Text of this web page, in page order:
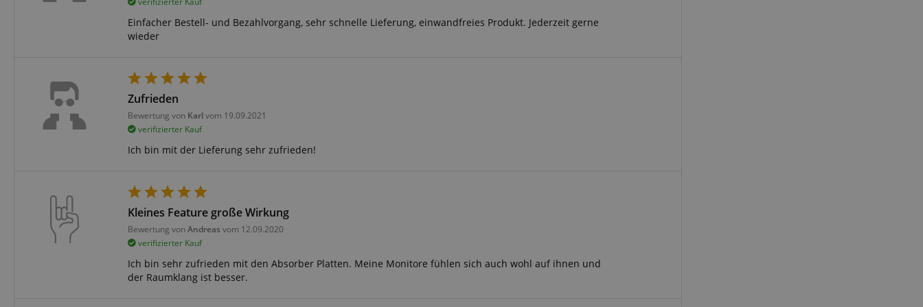
Einfacher Bestell- und Bezahlvorgang, sehr schnelle Lieferung, einwandfreies Produkt. Jederzeit gerne
wieder
Zufrieden
Bewertung von Karlvom 19.09.2021
verifizierter Kauf
Ich bin mit der Lieferung sehr zufrieden!
Kleines Feature große Wirkung
Bewertung vonAndreasvom 12.09.2020
verifizierter Kauf
Ich bin sehr zufrieden mit den Absorber Platten. Meine Monitore fühlen sich auch wohl auf ihnen und
der Raumklang ist besser.